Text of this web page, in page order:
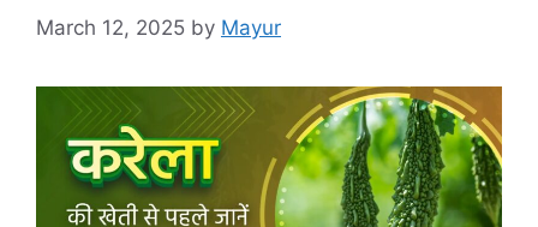
March 12, 2025 by Mayur